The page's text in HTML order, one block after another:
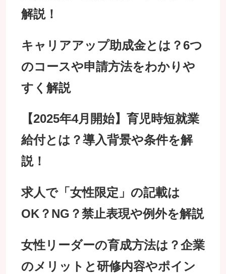
解説！
キャリアアップ助成金とは？6つ
のコースや申請方法をわかりや
すく解説
【2025年4月開始】育児時短就業
給付とは？導入背景や条件を解
説！
求人で「女性限定」の記載は
OK？NG？禁止表現や例外を解説
女性リーダーの育成方法は？企業
のメリットと研修内容やポイン